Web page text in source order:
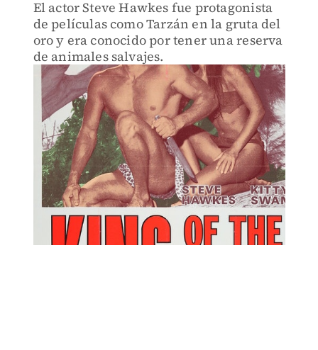
El actor Steve Hawkes fue protagonista
de películas como Tarzán en la gruta del
oro y era conocido por tener una reserva
de animales salvajes.